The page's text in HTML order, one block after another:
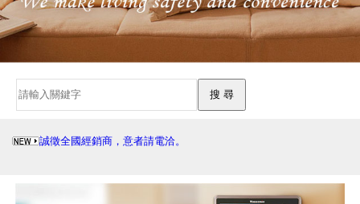
誠徵全國經銷商，意者請電洽。